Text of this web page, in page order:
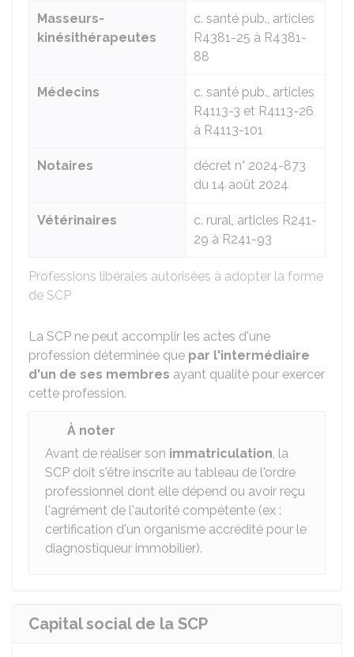
Professions libérales autorisées à adopter la forme
de SCP
Masseurs-
kinésithérapeutes
c. santé pub., articles
R4381-25 à R4381-
88
Médecins
c. santé pub., articles
R4113-3 et R4113-26
à R4113-101
Notaires
décret n° 2024-873
du 14 août 2024
Vétérinaires
c. rural, articles R241-
29 à R241-93
La SCP ne peut accomplir les actes d'une
profession déterminée que par l'intermédiaire
d'un de ses membres ayant qualité pour exercer
cette profession.
À noter
Avant de réaliser son immatriculation, la
SCP doit s'être inscrite au tableau de l'ordre
professionnel dont elle dépend ou avoir reçu
l'agrément de l'autorité compétente (ex :
certification d'un organisme accrédité pour le
diagnostiqueur immobilier).
Capital social de la SCP